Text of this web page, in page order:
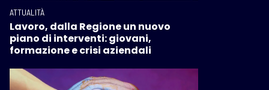
ATTUALITÀ
Lavoro, dalla Regione un nuovo
piano di interventi: giovani,
formazione e crisi aziendali